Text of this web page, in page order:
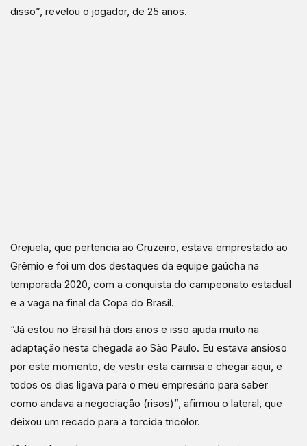
disso”, revelou o jogador, de 25 anos.
Orejuela, que pertencia ao Cruzeiro, estava emprestado ao
Grêmio e foi um dos destaques da equipe gaúcha na
temporada 2020, com a conquista do campeonato estadual
e a vaga na final da Copa do Brasil.
“Já estou no Brasil há dois anos e isso ajuda muito na
adaptação nesta chegada ao São Paulo. Eu estava ansioso
por este momento, de vestir esta camisa e chegar aqui, e
todos os dias ligava para o meu empresário para saber
como andava a negociação (risos)”, afirmou o lateral, que
deixou um recado para a torcida tricolor.